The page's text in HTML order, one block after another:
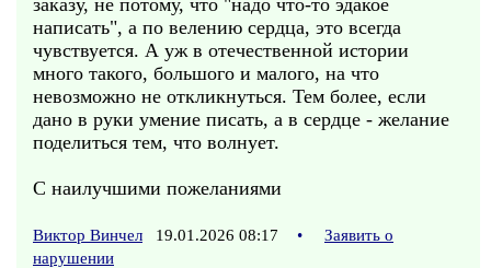
заказу, не потому, что "надо что-то эдакое
написать", а по велению сердца, это всегда
чувствуется. А уж в отечественной истории
много такого, большого и малого, на что
невозможно не откликнуться. Тем более, если
дано в руки умение писать, а в сердце - желание
поделиться тем, что волнует.
С наилучшими пожеланиями
Виктор Винчел 19.01.2026 08:17 •
Заявить о
нарушении